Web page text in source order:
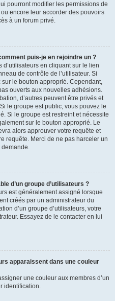
pourront modifier les permissions de
encore leur accorder des pouvoirs
à un forum privé.
puis-je en rejoindre un ?
en cliquant sur le lien
de contrôle de l’utilisateur. Si
le bouton approprié. Cependant,
ouverts aux nouvelles adhésions.
d’autres peuvent être privés et
le groupe est public, vous pouvez le
Si le groupe est restreint et nécessite
sur le bouton approprié. Le
alors approuver votre requête et
requête. Merci de ne pas harceler un
demande.
d’un groupe d’utilisateurs ?
est généralement assigné lorsque
créés par un administrateur du
d’un groupe d’utilisateurs, votre
Essayez de le contacter en lui
apparaissent dans une couleur
une couleur aux membres d’un
identification.